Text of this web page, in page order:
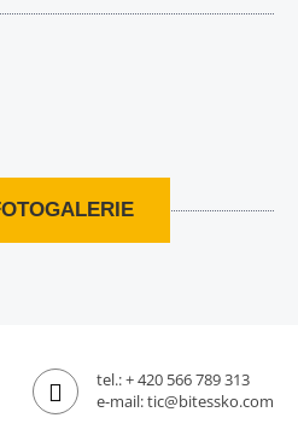
tel.:+ 420 566 789 313
e-mail:tic@bitessko.com